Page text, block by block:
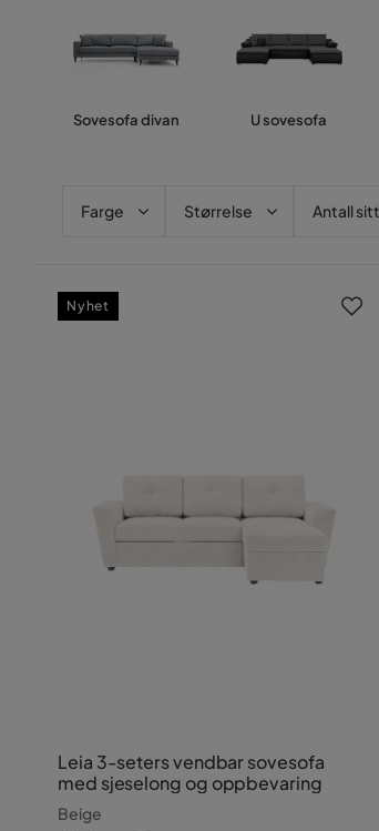
Sovesofa divan U sovesofa
Farge Størrelse Antall
Leia 3-seters vendbar sovesofa
med sjeselong og oppbevaring
Beige
Nyhet